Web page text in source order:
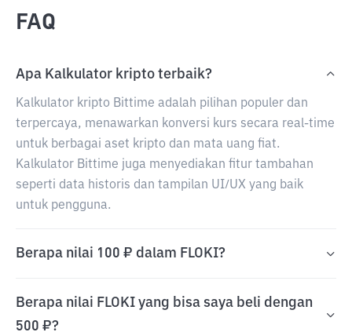
FAQ
Apa Kalkulator kripto terbaik?
Kalkulator kripto Bittime adalah pilihan populer dan
terpercaya, menawarkan konversi kurs secara real-time
untuk berbagai aset kripto dan mata uang fiat.
Kalkulator Bittime juga menyediakan fitur tambahan
seperti data historis dan tampilan UI/UX yang baik
untuk pengguna.
Berapa nilai 100 ₽ dalam FLOKI?
Berapa nilai FLOKI yang bisa saya beli dengan
500 ₽?